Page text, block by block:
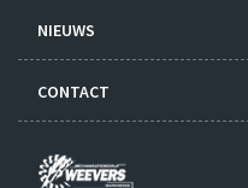
NIEUWS
CONTACT